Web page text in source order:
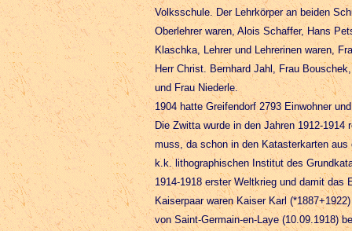
Volksschule. Der Lehrkörper an beiden
Oberlehrer waren, Alois Schaffer, Hans
Klaschka, Lehrer und Lehrerinen waren,
Herr Christ. Bernhard Jahl, Frau
und Frau Niederle.
1904 hatte Greifendorf 2793 Einwohner
Die Zwitta wurde in den Jahren 1912-
muss, da schon in den Katasterkarten aus
k.k. lithographischen Institut des
1914-1918 erster Weltkrieg und damit das
Kaiserpaar waren Kaiser Karl
von Saint-Germain-en-Laye (10.09.1918)